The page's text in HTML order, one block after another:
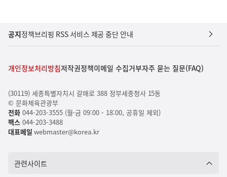
공지정책브리핑 RSS 서비스 제공 중단 안내
개인정보처리방침저작권정책이메일 수집거부자주 묻는 질문(FAQ)
(30119) 세종특별자치시 갈매로 388 정부세종청사 15동
© 문화체육관광부
전화044-203-3555 (월-금 09:00 - 18:00, 공휴일 제외)
팩스044-203-3488
대표메일 webmaster@korea.kr
관련사이트